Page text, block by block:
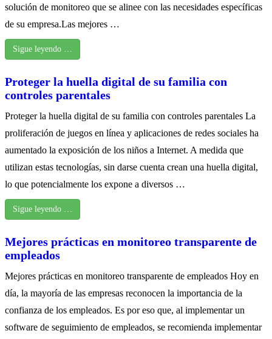
solución de monitoreo que se alinee con las necesidades específicas
de su empresa.Las mejores …
Sigue leyendo …
Proteger la huella digital de su familia con
controles parentales
Proteger la huella digital de su familia con controles parentales La
proliferación de juegos en línea y aplicaciones de redes sociales ha
aumentado la exposición de los niños a Internet. A medida que
utilizan estas tecnologías, sin darse cuenta crean una huella digital,
lo que potencialmente los expone a diversos …
Sigue leyendo …
Mejores prácticas en monitoreo transparente de
empleados
Mejores prácticas en monitoreo transparente de empleados Hoy en
día, la mayoría de las empresas reconocen la importancia de la
confianza de los empleados. Es por eso que, al implementar un
software de seguimiento de empleados, se recomienda implementar